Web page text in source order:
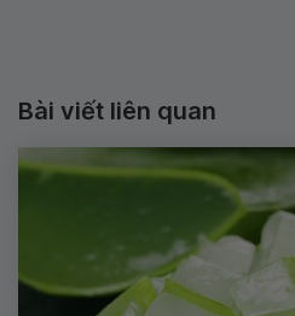
Bài viết liên quan